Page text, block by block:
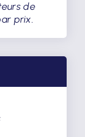
de
prix.